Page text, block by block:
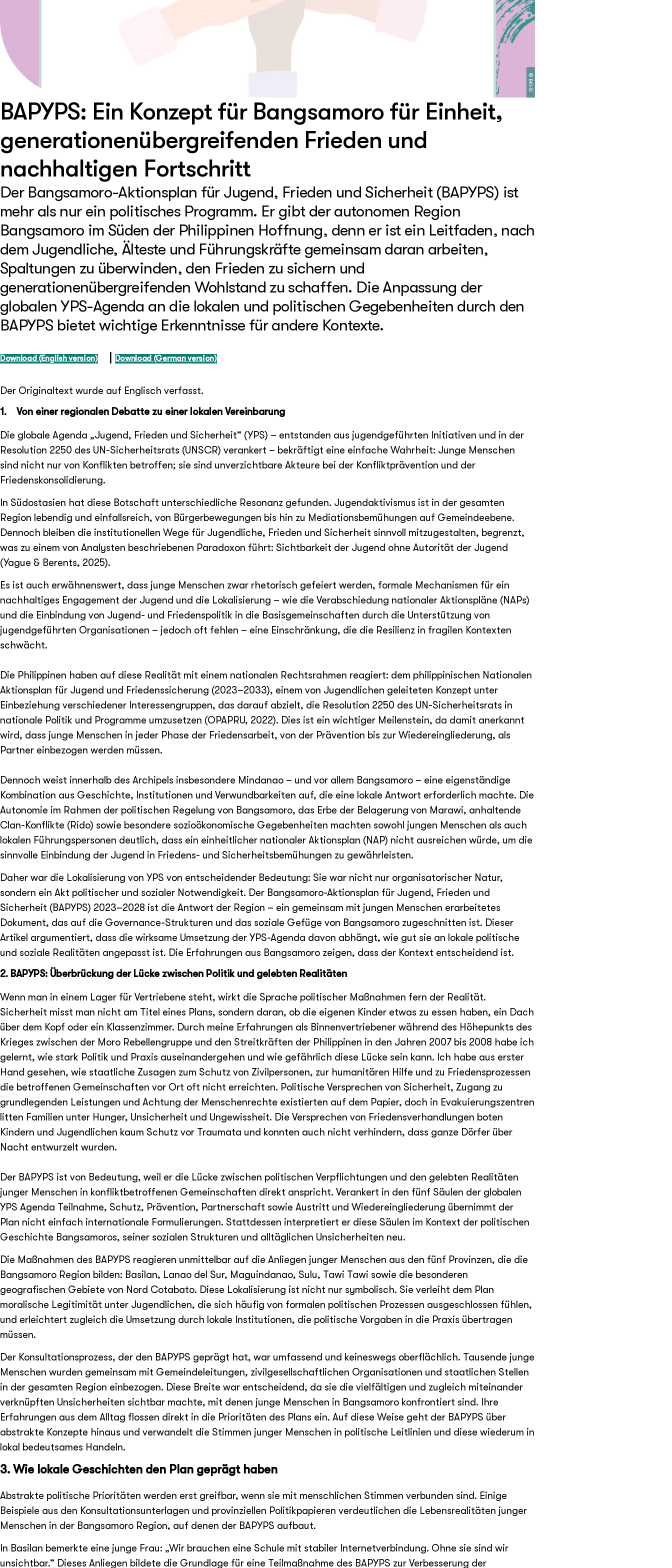
©
BKHS
BAPYPS: Ein Konzept für Bangsamoro für Einheit,
generationenübergreifenden Frieden und
nachhaltigen Fortschritt
Der Bangsamoro-Aktionsplan für Jugend, Frieden und Sicherheit (BAPYPS) ist
mehr als nur ein politisches Programm. Er gibt der autonomen Region
Bangsamoro im Süden der Philippinen Hoffnung, denn er ist ein Leitfaden, nach
dem Jugendliche, Älteste und Führungskräfte gemeinsam daran arbeiten,
Spaltungen zu überwinden, den Frieden zu sichern und
generationenübergreifenden Wohlstand zu schaffen. Die Anpassung der
globalen YPS-Agenda an die lokalen und politischen Gegebenheiten durch den
BAPYPS bietet wichtige Erkenntnisse für andere Kontexte.
Download (English version) Download (German version)
Der Originaltext wurde auf Englisch verfasst.
1. Von einer regionalen Debatte zu einer lokalen Vereinbarung
Die globale Agenda „Jugend, Frieden und Sicherheit“ (YPS) – entstanden aus jugendgeführten Initiativen und in der
Resolution 2250 des UN-Sicherheitsrats (UNSCR) verankert – bekräftigt eine einfache Wahrheit: Junge Menschen
sind nicht nur von Konflikten betroffen; sie sind unverzichtbare Akteure bei der Konfliktprävention und der
Friedenskonsolidierung.
In Südostasien hat diese Botschaft unterschiedliche Resonanz gefunden. Jugendaktivismus ist in der gesamten
Region lebendig und einfallsreich, von Bürgerbewegungen bis hin zu Mediationsbemühungen auf Gemeindeebene.
Dennoch bleiben die institutionellen Wege für Jugendliche, Frieden und Sicherheit sinnvoll mitzugestalten, begrenzt,
was zu einem von Analysten beschriebenen Paradoxon führt: Sichtbarkeit der Jugend ohne Autorität der Jugend
(Yague & Berents, 2025).
Es ist auch erwähnenswert, dass junge Menschen zwar rhetorisch gefeiert werden, formale Mechanismen für ein
nachhaltiges Engagement der Jugend und die Lokalisierung – wie die Verabschiedung nationaler Aktionspläne (NAPs)
und die Einbindung von Jugend- und Friedenspolitik in die Basisgemeinschaften durch die Unterstützung von
jugendgeführten Organisationen – jedoch oft fehlen – eine Einschränkung, die die Resilienz in fragilen Kontexten
schwächt.
Die Philippinen haben auf diese Realität mit einem nationalen Rechtsrahmen reagiert: dem philippinischen Nationalen
Aktionsplan für Jugend und Friedenssicherung (2023–2033), einem von Jugendlichen geleiteten Konzept unter
Einbeziehung verschiedener Interessengruppen, das darauf abzielt, die Resolution 2250 des UN-Sicherheitsrats in
nationale Politik und Programme umzusetzen (OPAPRU, 2022). Dies ist ein wichtiger Meilenstein, da damit anerkannt
wird, dass junge Menschen in jeder Phase der Friedensarbeit, von der Prävention bis zur Wiedereingliederung, als
Partner einbezogen werden müssen.
Dennoch weist innerhalb des Archipels insbesondere Mindanao – und vor allem Bangsamoro – eine eigenständige
Kombination aus Geschichte, Institutionen und Verwundbarkeiten auf, die eine lokale Antwort erforderlich machte. Die
Autonomie im Rahmen der politischen Regelung von Bangsamoro, das Erbe der Belagerung von Marawi, anhaltende
Clan-Konflikte (Rido) sowie besondere sozioökonomische Gegebenheiten machten sowohl jungen Menschen als auch
lokalen Führungspersonen deutlich, dass ein einheitlicher nationaler Aktionsplan (NAP) nicht ausreichen würde, um die
sinnvolle Einbindung der Jugend in Friedens- und Sicherheitsbemühungen zu gewährleisten.
Daher war die Lokalisierung von YPS von entscheidender Bedeutung: Sie war nicht nur organisatorischer Natur,
sondern ein Akt politischer und sozialer Notwendigkeit. Der Bangsamoro-Aktionsplan für Jugend, Frieden und
Sicherheit (BAPYPS) 2023–2028 ist die Antwort der Region – ein gemeinsam mit jungen Menschen erarbeitetes
Dokument, das auf die Governance-Strukturen und das soziale Gefüge von Bangsamoro zugeschnitten ist. Dieser
Artikel argumentiert, dass die wirksame Umsetzung der YPS-Agenda davon abhängt, wie gut sie an lokale politische
und soziale Realitäten angepasst ist. Die Erfahrungen aus Bangsamoro zeigen, dass der Kontext entscheidend ist.
2. BAPYPS: Überbrückung der Lücke zwischen Politik und gelebten Realitäten
Wenn man in einem Lager für Vertriebene steht, wirkt die Sprache politischer Maßnahmen fern der Realität.
Sicherheit misst man nicht am Titel eines Plans, sondern daran, ob die eigenen Kinder etwas zu essen haben, ein Dach
über dem Kopf oder ein Klassenzimmer. Durch meine Erfahrungen als Binnenvertriebener während des Höhepunkts des
Krieges zwischen der Moro Rebellengruppe und den Streitkräften der Philippinen in den Jahren 2007 bis 2008 habe ich
gelernt, wie stark Politik und Praxis auseinandergehen und wie gefährlich diese Lücke sein kann. Ich habe aus erster
Hand gesehen, wie staatliche Zusagen zum Schutz von Zivilpersonen, zur humanitären Hilfe und zu Friedensprozessen
die betroffenen Gemeinschaften vor Ort oft nicht erreichten. Politische Versprechen von Sicherheit, Zugang zu
grundlegenden Leistungen und Achtung der Menschenrechte existierten auf dem Papier, doch in Evakuierungszentren
litten Familien unter Hunger, Unsicherheit und Ungewissheit. Die Versprechen von Friedensverhandlungen boten
Kindern und Jugendlichen kaum Schutz vor Traumata und konnten auch nicht verhindern, dass ganze Dörfer über
Nacht entwurzelt wurden.
Der BAPYPS ist von Bedeutung, weil er die Lücke zwischen politischen Verpflichtungen und den gelebten Realitäten
junger Menschen in konfliktbetroffenen Gemeinschaften direkt anspricht. Verankert in den fünf Säulen der globalen
YPS Agenda Teilnahme, Schutz, Prävention, Partnerschaft sowie Austritt und Wiedereingliederung übernimmt der
Plan nicht einfach internationale Formulierungen. Stattdessen interpretiert er diese Säulen im Kontext der politischen
Geschichte Bangsamoros, seiner sozialen Strukturen und alltäglichen Unsicherheiten neu.
Die Maßnahmen des BAPYPS reagieren unmittelbar auf die Anliegen junger Menschen aus den fünf Provinzen, die die
Bangsamoro Region bilden: Basilan, Lanao del Sur, Maguindanao, Sulu, Tawi Tawi sowie die besonderen
geografischen Gebiete von Nord Cotabato. Diese Lokalisierung ist nicht nur symbolisch. Sie verleiht dem Plan
moralische Legitimität unter Jugendlichen, die sich häufig von formalen politischen Prozessen ausgeschlossen fühlen,
und erleichtert zugleich die Umsetzung durch lokale Institutionen, die politische Vorgaben in die Praxis übertragen
müssen.
Der Konsultationsprozess, der den BAPYPS geprägt hat, war umfassend und keineswegs oberflächlich. Tausende junge
Menschen wurden gemeinsam mit Gemeindeleitungen, zivilgesellschaftlichen Organisationen und staatlichen Stellen
in der gesamten Region einbezogen. Diese Breite war entscheidend, da sie die vielfältigen und zugleich miteinander
verknüpften Unsicherheiten sichtbar machte, mit denen junge Menschen in Bangsamoro konfrontiert sind. Ihre
Erfahrungen aus dem Alltag flossen direkt in die Prioritäten des Plans ein. Auf diese Weise geht der BAPYPS über
abstrakte Konzepte hinaus und verwandelt die Stimmen junger Menschen in politische Leitlinien und diese wiederum in
lokal bedeutsames Handeln.
3. Wie lokale Geschichten den Plan geprägt haben
Abstrakte politische Prioritäten werden erst greifbar, wenn sie mit menschlichen Stimmen verbunden sind. Einige
Beispiele aus den Konsultationsunterlagen und provinziellen Politikpapieren verdeutlichen die Lebensrealitäten junger
Menschen in der Bangsamoro Region, auf denen der BAPYPS aufbaut.
In Basilan bemerkte eine junge Frau: „Wir brauchen eine Schule mit stabiler Internetverbindung. Ohne sie sind wir
unsichtbar.“ Dieses Anliegen bildete die Grundlage für eine Teilmaßnahme des BAPYPS zur Verbesserung der